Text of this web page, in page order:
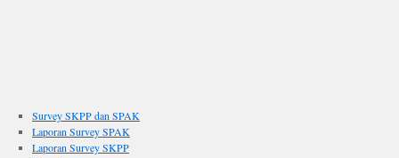
Survey SKPP dan SPAK
Laporan Survey SPAK
Laporan Survey SKPP